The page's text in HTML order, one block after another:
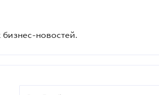
бизнес-новостей.